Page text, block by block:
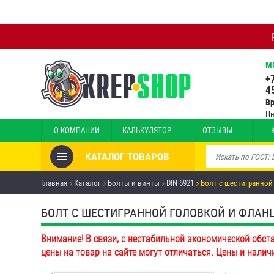
О КОМПАНИИ КАЛЬКУЛЯТОР ОТЗЫВЫ
КАТАЛОГ ТОВАРОВ
Товары со скидкой
Анкеры
Антивандальный крепёж,
инструмент
Болты и винты
Главная Каталог Болты и винты DIN 6921 Болт с
БОЛТ С ШЕСТИГРАННОЙ ГОЛОВКОЙ И
Внимание! В связи, с нестабильной экономической
цены на товар на сайте могут отличаться. Цены и